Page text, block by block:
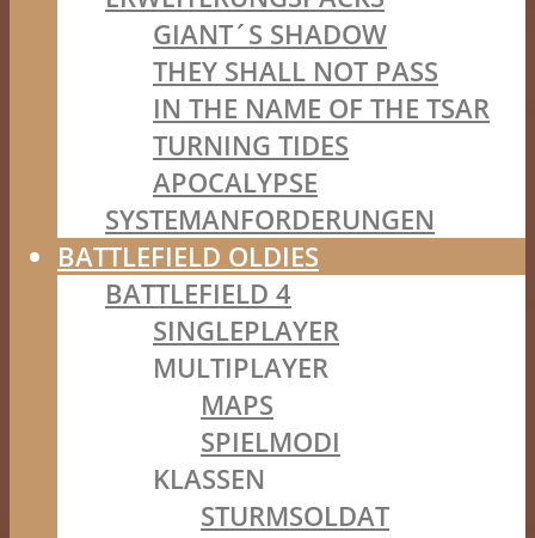
GIANT´S SHADOW
THEY SHALL NOT PASS
IN THE NAME OF THE TSAR
TURNING TIDES
APOCALYPSE
SYSTEMANFORDERUNGEN
BATTLEFIELD OLDIES
BATTLEFIELD 4
SINGLEPLAYER
MULTIPLAYER
MAPS
SPIELMODI
KLASSEN
STURMSOLDAT